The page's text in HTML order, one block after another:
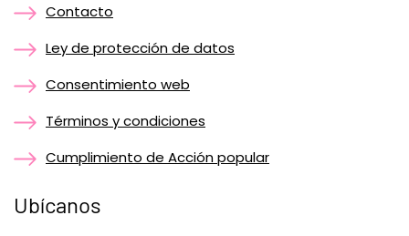
Contacto
Ley de protección de datos
Consentimiento web
Términos y condiciones
Cumplimiento de Acción popular
Ubícanos